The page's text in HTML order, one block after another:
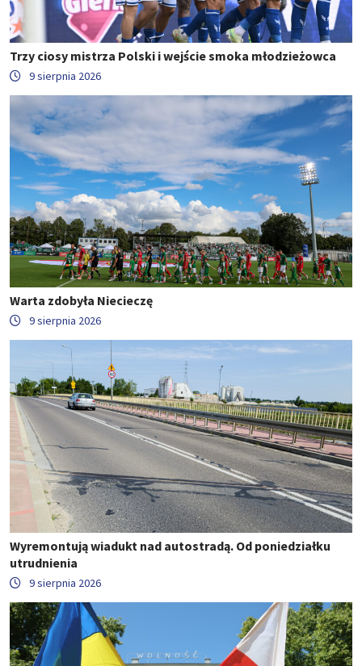
Trzy ciosy mistrza Polski i wejście smoka młodzieżowca
9 sierpnia 2026
Warta zdobyła Niecieczę
9 sierpnia 2026
Wyremontują wiadukt nad autostradą. Od poniedziałku
utrudnienia
9 sierpnia 2026